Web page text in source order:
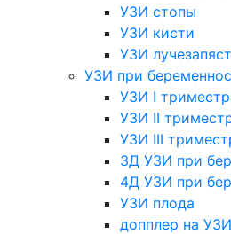
УЗИ стопы
УЗИ кисти
УЗИ
УЗИ при
УЗИ I
УЗИ II
УЗИ III
3Д УЗИ при
4Д УЗИ при
УЗИ плода
допплер на